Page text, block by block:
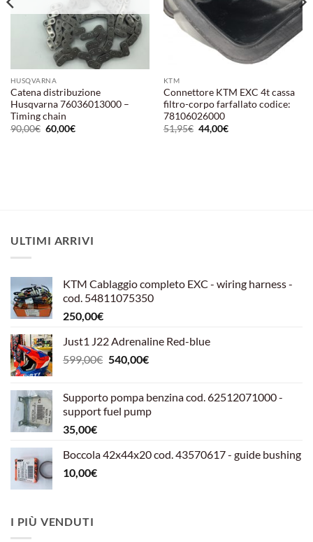
HUSQVARNA
Catena distribuzione
Husqvarna 76036013000 –
Timing chain
90,00€ Il
prezzo
60,00€Il
KTM
Connettore KTM EXC 4t cassa
filtro-corpo farfallato codice:
78106026000
51,95€ Il
prezzo
44,00€Il
ULTIMI ARRIVI
KTM Cablaggio completo EXC - wiring harness -
cod. 54811075350
250,00€
Just1 J22 Adrenaline Red-blue
599,00€ Il
era:
599,00€.
540,00€Il
è:
540,00€.
Supporto pompa benzina cod. 62512071000 -
support fuel pump
35,00€
Boccola 42x44x20 cod. 43570617 - guide bushing
10,00€
I PIÙ VENDUTI